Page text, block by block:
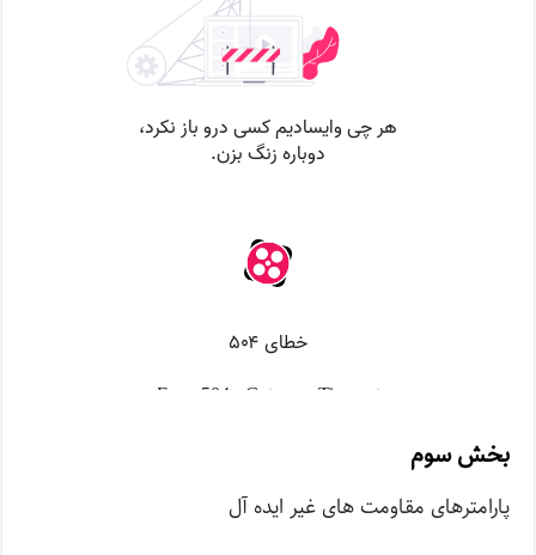
بخش سوم
پارامترهای مقاومت های غیر ایده آل